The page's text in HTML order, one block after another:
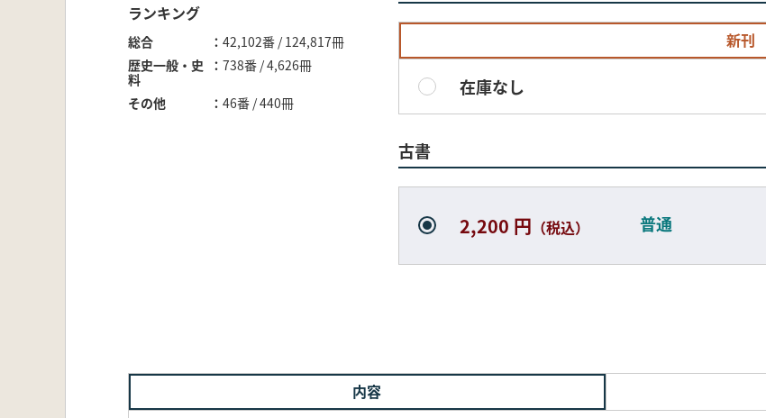
ランキング
総合
42,102番 / 124,817冊
歴史一般・史
料
738番 / 4,626冊
その他 46番 / 440冊
新刊
在庫なし
古書
2,200 円 （税込） 普通
内容